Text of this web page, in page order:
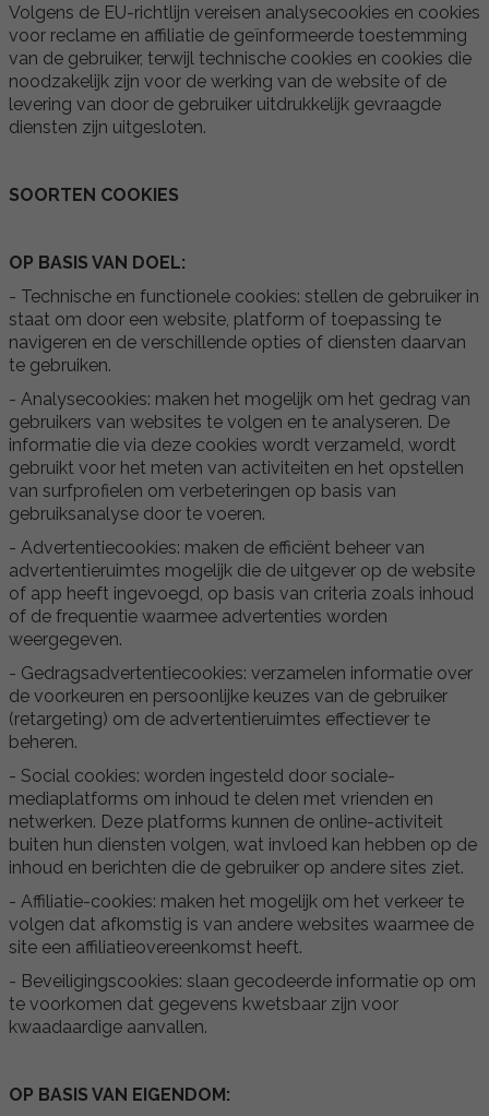
Volgens de EU-richtlijn vereisen analysecookies en cookies
voor reclame en affiliatie de geïnformeerde toestemming
van de gebruiker, terwijl technische cookies en cookies die
noodzakelijk zijn voor de werking van de website of de
levering van door de gebruiker uitdrukkelijk gevraagde
diensten zijn uitgesloten.
SOORTEN COOKIES
OP BASIS VAN DOEL:
- Technische en functionele cookies: stellen de gebruiker in
staat om door een website, platform of toepassing te
navigeren en de verschillende opties of diensten daarvan
te gebruiken.
- Analysecookies: maken het mogelijk om het gedrag van
gebruikers van websites te volgen en te analyseren. De
informatie die via deze cookies wordt verzameld, wordt
gebruikt voor het meten van activiteiten en het opstellen
van surfprofielen om verbeteringen op basis van
gebruiksanalyse door te voeren.
- Advertentiecookies: maken de efficiënt beheer van
advertentieruimtes mogelijk die de uitgever op de website
of app heeft ingevoegd, op basis van criteria zoals inhoud
of de frequentie waarmee advertenties worden
weergegeven.
- Gedragsadvertentiecookies: verzamelen informatie over
de voorkeuren en persoonlijke keuzes van de gebruiker
(retargeting) om de advertentieruimtes effectiever te
beheren.
- Social cookies: worden ingesteld door sociale-
mediaplatforms om inhoud te delen met vrienden en
netwerken. Deze platforms kunnen de online-activiteit
buiten hun diensten volgen, wat invloed kan hebben op de
inhoud en berichten die de gebruiker op andere sites ziet.
- Affiliatie-cookies: maken het mogelijk om het verkeer te
volgen dat afkomstig is van andere websites waarmee de
site een affiliatieovereenkomst heeft.
- Beveiligingscookies: slaan gecodeerde informatie op om
te voorkomen dat gegevens kwetsbaar zijn voor
kwaadaardige aanvallen.
OP BASIS VAN EIGENDOM: